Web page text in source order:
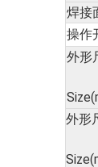
焊接
操作
外形
外形